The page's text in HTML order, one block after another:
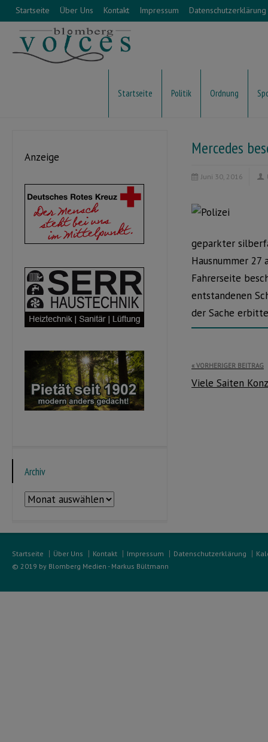
Startseite Über Uns Kontakt Impressum Datenschutzerklärung
Startseite Politik Ordnung
Mercedes
Juni 30, 2016
geparkter
Hausnummer
Fahrerseite
entstandenen
der Sache
VORHERIGER BEITRAG
Viele Saiten
Anzeige
Archiv
Archiv
Startseite Über Uns Kontakt Impressum Datenschutzerklärung
© 2019 by Blomberg Medien - Markus Bültmann